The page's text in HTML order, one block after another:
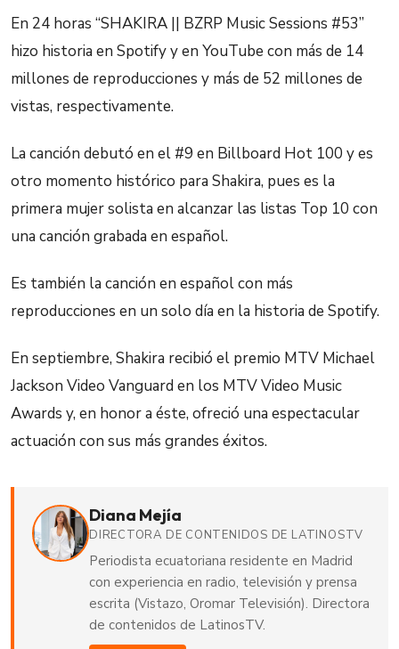
En 24 horas “SHAKIRA || BZRP Music Sessions #53”
hizo historia en Spotify y en YouTube con más de 14
millones de reproducciones y más de 52 millones de
vistas, respectivamente.
La canción debutó en el #9 en Billboard Hot 100 y es
otro momento histórico para Shakira, pues es la
primera mujer solista en alcanzar las listas Top 10 con
una canción grabada en español.
Es también la canción en español con más
reproducciones en un solo día en la historia de Spotify.
En septiembre, Shakira recibió el premio MTV Michael
Jackson Video Vanguard en los MTV Video Music
Awards y, en honor a éste, ofreció una espectacular
actuación con sus más grandes éxitos.
Diana Mejía
DIRECTORA DE CONTENIDOS DE LATINOSTV
Periodista ecuatoriana residente en Madrid
con experiencia en radio, televisión y prensa
escrita (Vistazo, Oromar Televisión). Directora
de contenidos de LatinosTV.